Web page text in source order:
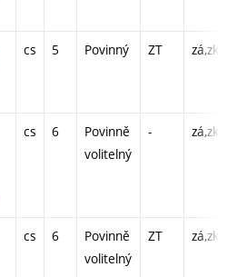
cs 5 Povinný ZT zá,zk
cs 6
Povinně
volitelný
- zá,zk
cs 6
Povinně
volitelný
ZT zá,zk